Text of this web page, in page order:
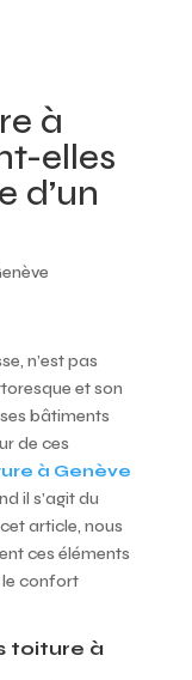
à
elles
d’un
n’est pas
et son
bâtiments
de ces
à Genève
il s’agit du
article, nous
ces éléments
le confort
toiture à